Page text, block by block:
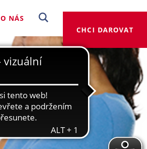
CHCI DAROVAT
O NÁS